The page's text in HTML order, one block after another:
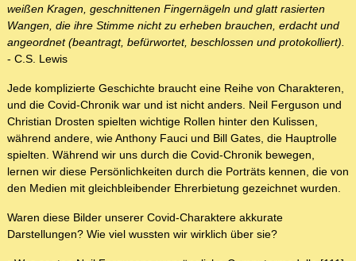
weißen Kragen, geschnittenen Fingernägeln und glatt rasierten
Wangen, die ihre Stimme nicht zu erheben brauchen, erdacht und
angeordnet (beantragt, befürwortet, beschlossen und protokolliert).
- C.S. Lewis
Jede komplizierte Geschichte braucht eine Reihe von Charakteren,
und die Covid-Chronik war und ist nicht anders. Neil Ferguson und
Christian Drosten spielten wichtige Rollen hinter den Kulissen,
während andere, wie Anthony Fauci und Bill Gates, die Hauptrolle
spielten. Während wir uns durch die Covid-Chronik bewegen,
lernen wir diese Persönlichkeiten durch die Porträts kennen, die von
den Medien mit gleichbleibender Ehrerbietung gezeichnet wurden.
Waren diese Bilder unserer Covid-Charaktere akkurate
Darstellungen? Wie viel wussten wir wirklich über sie?